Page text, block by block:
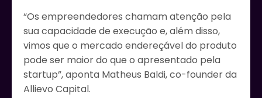
“Os empreendedores chamam atenção pela
sua capacidade de execução e, além disso,
vimos que o mercado endereçável do produto
pode ser maior do que o apresentado pela
startup”, aponta Matheus Baldi, co-founder da
Allievo Capital.